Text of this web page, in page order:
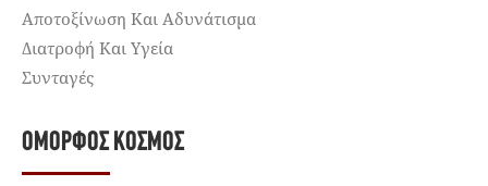
Αποτοξίνωση Και Αδυνάτισμα
Διατροφή Και Υγεία
Συνταγές
ΌΜΟΡΦΟΣ ΚΌΣΜΟΣ